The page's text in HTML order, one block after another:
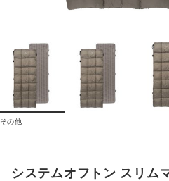
その他
システムオフトン スリム